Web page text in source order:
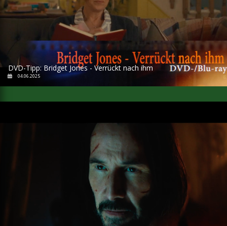
DVD-Tipp: Bridget Jones - Verrückt nach ihm
04.06.2025